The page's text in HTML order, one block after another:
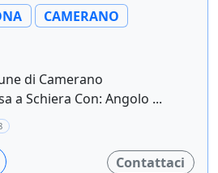
CAMERANO
di Camerano
a Schiera Con: Angolo ...
Contattaci